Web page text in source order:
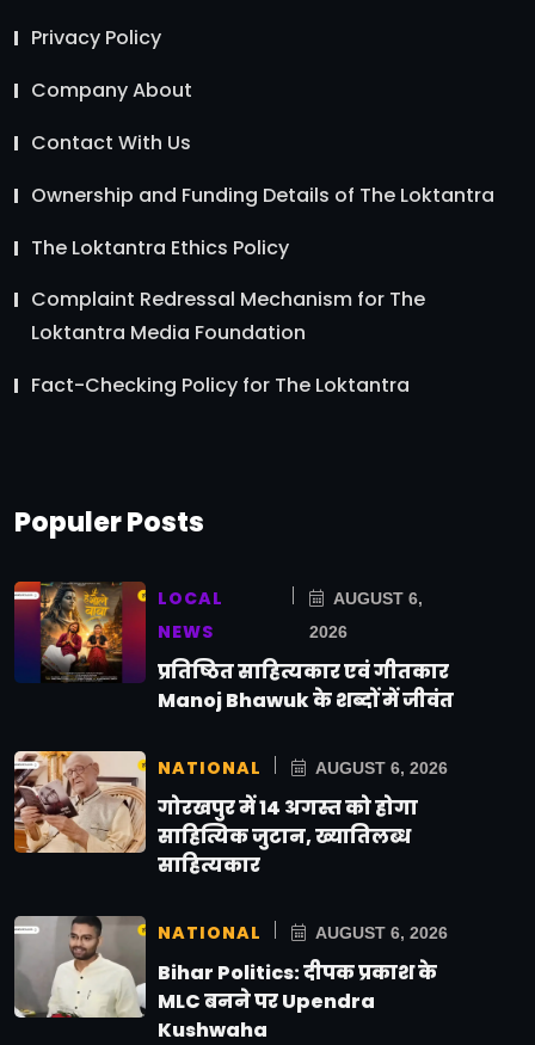
Privacy Policy
Company About
Contact With Us
Ownership and Funding Details of The Loktantra
The Loktantra Ethics Policy
Complaint Redressal Mechanism for The
Loktantra Media Foundation
Fact-Checking Policy for The Loktantra
Populer Posts
LOCAL
NEWS
AUGUST 6,
2026
प्रतिष्ठित साहित्यकार एवं गीतकार
Manoj Bhawuk के शब्दों में जीवंत
NATIONAL AUGUST 6, 2026
गोरखपुर में 14 अगस्त को होगा
साहित्यिक जुटान, ख्यातिलब्ध
साहित्यकार
NATIONAL AUGUST 6, 2026
Bihar Politics: दीपक प्रकाश के
MLC बनने पर Upendra
Kushwaha